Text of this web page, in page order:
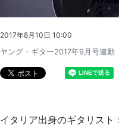
2017年8月10日 10:00
ヤング・ギター2017年9月号連動
イタリア出身のギタリス